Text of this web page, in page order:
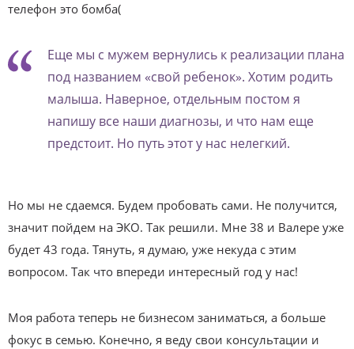
телефон это бомба(
Еще мы с мужем вернулись к реализации плана
под названием «свой ребенок». Хотим родить
малыша. Наверное, отдельным постом я
напишу все наши диагнозы, и что нам еще
предстоит. Но путь этот у нас нелегкий.
Но мы не сдаемся. Будем пробовать сами. Не получится,
значит пойдем на ЭКО. Так решили. Мне 38 и Валере уже
будет 43 года. Тянуть, я думаю, уже некуда с этим
вопросом. Так что впереди интересный год у нас!
Моя работа теперь не бизнесом заниматься, а больше
фокус в семью. Конечно, я веду свои консультации и